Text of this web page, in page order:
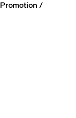
Promotion